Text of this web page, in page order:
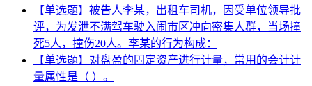
【单选题】被告人李某，出租车司机，因受单位领导批
评，为发泄不满驾车驶入闹市区冲向密集人群，当场撞
死5人，撞伤20人。李某的行为构成：
【单选题】对盘盈的固定资产进行计量，常用的会计计
量属性是（ ）。